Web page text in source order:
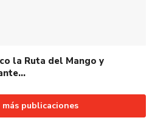
la Ruta del Mango y
más publicaciones